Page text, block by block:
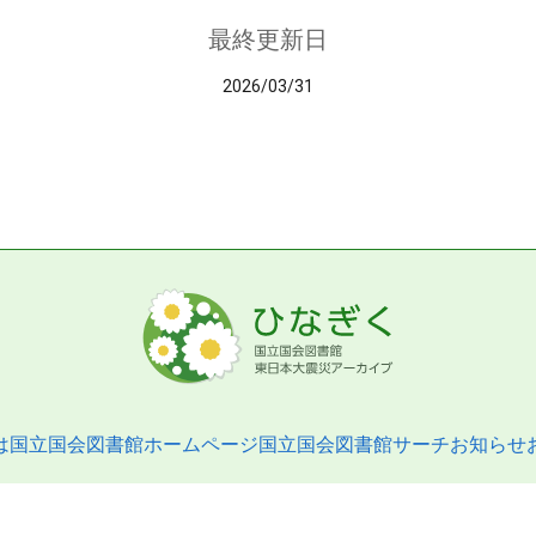
最終更新日
2026/03/31
国立国会図書館ホームページ国立国会図書館サーチお知らせ